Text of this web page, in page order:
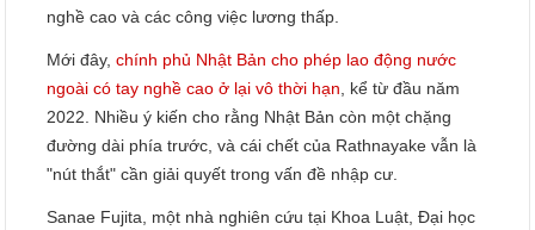
nghề cao và các công việc lương thấp.
Mới đây,chính phủ Nhật Bản cho phép lao động nước
ngoài có tay nghề cao ở lại vô thời hạn, kể từ đầu năm
2022. Nhiều ý kiến cho rằng Nhật Bản còn một chặng
đường dài phía trước, và cái chết của Rathnayake vẫn là
"nút thắt" cần giải quyết trong vấn đề nhập cư.
Sanae Fujita, một nhà nghiên cứu tại Khoa Luật, Đại học